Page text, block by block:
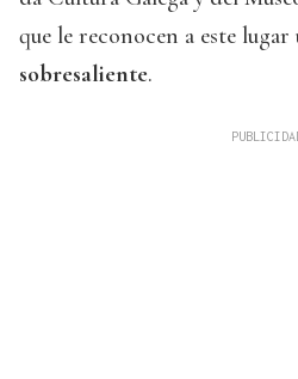
que le reconocen a este lugar
sobresaliente.